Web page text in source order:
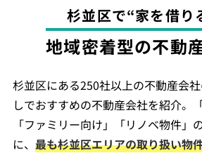
杉並区で“家を借り
地域密着型の不動
杉並区にある250社以上の不動産会
しでおすすめの不動産会社を紹介。
「ファミリー向け」「リノベ物件」
に、 最も杉並区エリアの取り扱い物